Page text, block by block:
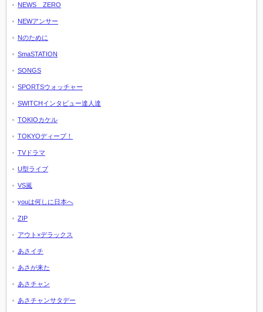
NEWS ZERO
NEWアンサー
Nのために
SmaSTATION
SONGS
SPORTSウォッチャー
SWITCHインタビュー達人達
TOKIOカケル
TOKYOディープ！
TVドラマ
U型ライブ
VS嵐
youは何しに日本へ
ZIP
アウト×デラックス
あさイチ
あさが来た
あさチャン
あさチャンサタデー